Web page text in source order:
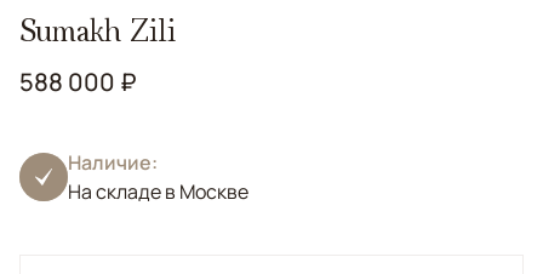
Sumakh Zili
588 000 ₽
Наличие:
На складе в Москве